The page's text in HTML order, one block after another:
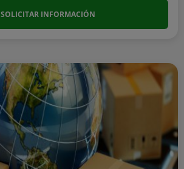
SOLICITAR INFORMACIÓN